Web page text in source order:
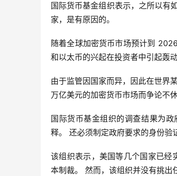
国际货币基金组织表示，之所以有
家，是有原因的。
随着全球加密货币市场预计到
和以太币的兴起在投资者中引起轰
由于监管因国家而异，因此在世界
万亿美元的加密货币市场而争论不
国际货币基金组织的调查结果为
释。 还必须制定政府要求的身份验
该组织表示，美国等几个国家已经
本制裁。 然而，该组织并没有挑出